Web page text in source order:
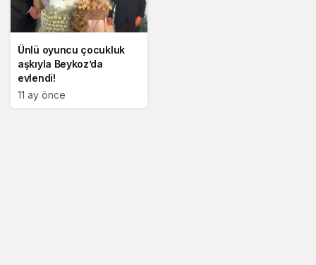
Ünlü oyuncu çocukluk
aşkıyla Beykoz’da
evlendi!
11 ay önce